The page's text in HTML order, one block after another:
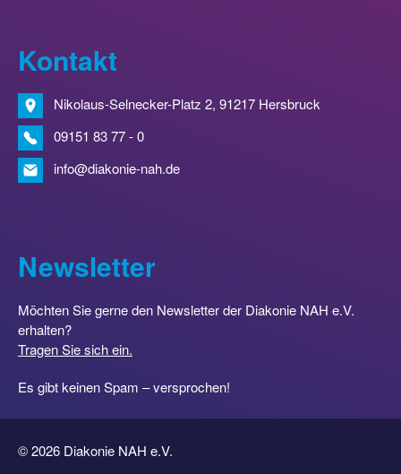
Kontakt
Nikolaus-Selnecker-Platz 2, 91217 Hersbruck
09151 83 77 - 0
info@diakonie-nah.de
Newsletter
Möchten Sie gerne den Newsletter der Diakonie NAH e.V.
erhalten?
Tragen Sie sich ein.
Es gibt keinen Spam – versprochen!
© 2026 Diakonie NAH e.V.